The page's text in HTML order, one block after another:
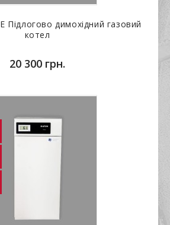
Підлогово димохідний газовий
котел
20 300 грн.